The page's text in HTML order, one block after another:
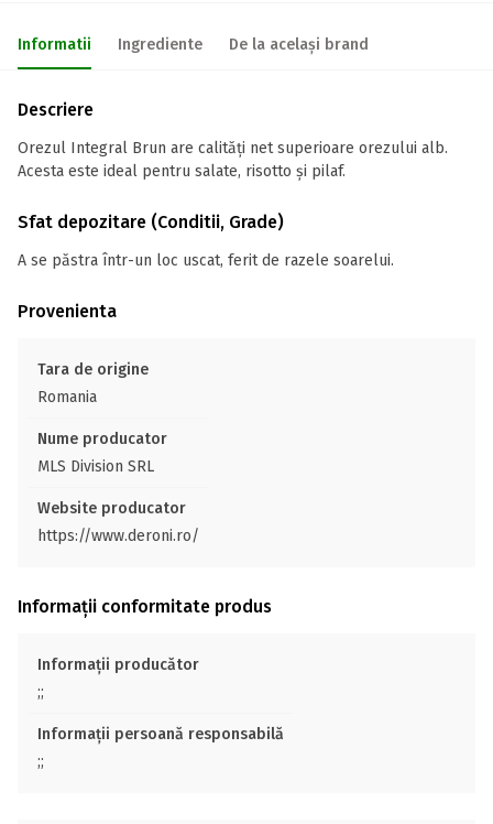
Informatii Ingrediente De la același brand
Descriere
Orezul Integral Brun are calități net superioare orezului alb.
Acesta este ideal pentru salate, risotto și pilaf.
Sfat depozitare (Conditii, Grade)
A se păstra într-un loc uscat, ferit de razele soarelui.
Provenienta
Tara de origine
Romania
Nume producator
MLS Division SRL
Website producator
https://www.deroni.ro/
Informații conformitate produs
Informații producător
;;
Informații persoană responsabilă
;;